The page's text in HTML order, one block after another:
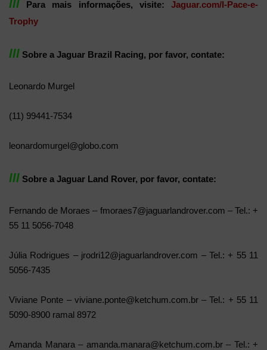
lll Para mais informações, visite:Jaguar.com/I-Pace-e-
Trophy
lll Sobre a Jaguar Brazil Racing, por favor, contate:
Leonardo Murgel
(11) 99441-7534
leonardomurgel@globo.com
lll Sobre a Jaguar Land Rover, por favor, contate:
Fernando de Moraes – fmoraes7@jaguarlandrover.com – Tel.: +
55 11 5056-7048
Júlia Rodrigues – jrodri12@jaguarlandrover.com – Tel.: + 55 11
5056-7435
Viviane Ponte – viviane.ponte@ketchum.com.br – Tel.: + 55 11
5090-8900 ramal 8972
Amanda Manara – amanda.manara@ketchum.com.br – Tel.: +